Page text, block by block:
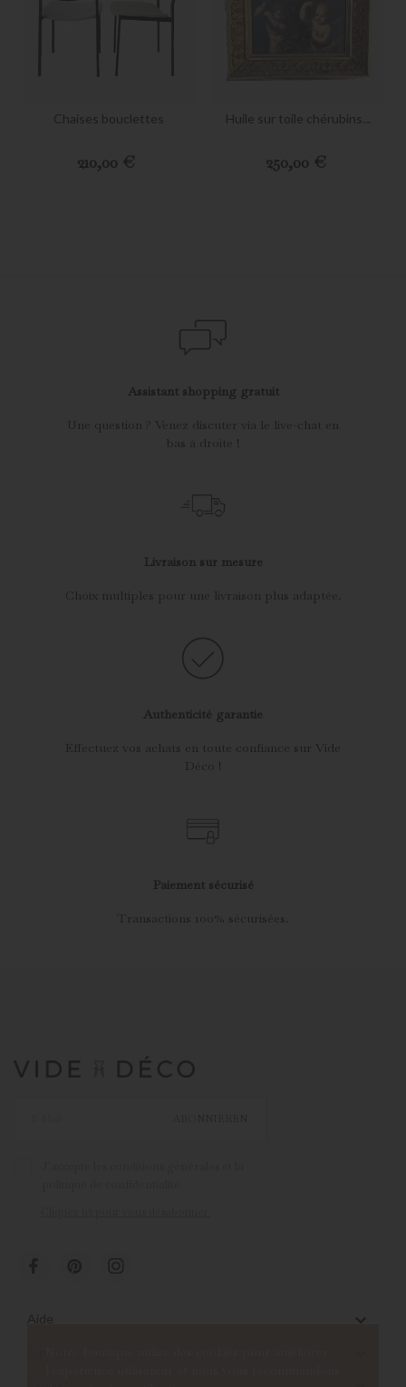
Chaises bouclettes
Preis
210,00 €
Huile sur toile chérubins...
Preis
250,00 €
Assistant shopping gratuit
Une question ? Venez discuter via le live-chat en
bas à droite !
Livraison sur mesure
Choix multiples pour une livraison plus adaptée.
Authenticité garantie
Effectuez vos achats en toute confiance sur Vide
Déco !
Paiement sécurisé
Transactions 100% sécurisées.
